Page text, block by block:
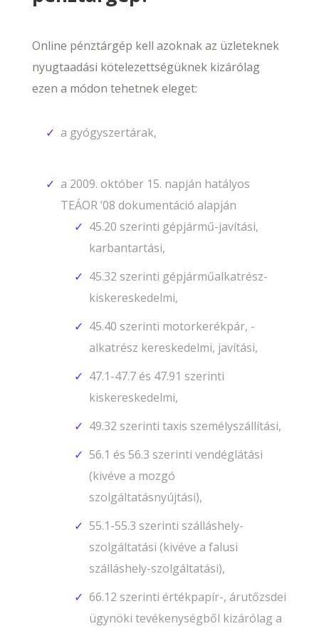
Online pénztárgép kell azoknak az üzleteknek
nyugtaadási kötelezettségüknek kizárólag
ezen a módon tehetnek eleget:
a gyógyszertárak,
a 2009. október 15. napján hatályos
45.20 szerinti gépjármű-javítási,
karbantartási,
45.32 szerinti gépjárműalkatrész-
kiskereskedelmi,
45.40 szerinti motorkerékpár, -
alkatrész kereskedelmi, javítási,
47.1-47.7 és 47.91 szerinti
kiskereskedelmi,
49.32 szerinti taxis személyszállítási,
56.1 és 56.3 szerinti vendéglátási
(kivéve a mozgó
szolgáltatásnyújtási),
55.1-55.3 szerinti szálláshely-
szolgáltatási (kivéve a falusi
szálláshely-szolgáltatási),
66.12 szerinti értékpapír-, árutőzsdei
ügynöki tevékenységből kizárólag a